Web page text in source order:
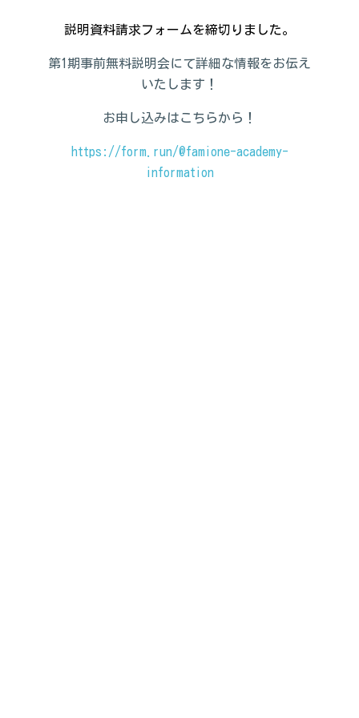
説明資料請求フォームを締切りました。
第1期事前無料説明会にて詳細な情報をお伝え
いたします！
お申し込みはこちらから！
https://form.run/@famione-academy-
information